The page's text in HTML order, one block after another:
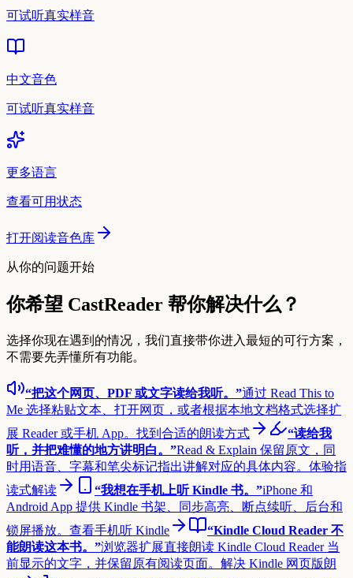
可试听真实样音
中文音色
可试听真实样音
更多语言
查看可用状态
打开阅读音色库
从你的问题开始
你希望 CastReader 帮你解决什么？
选择你现在遇到的情况，我们直接带你进入最短的可行方案，
不需要先弄懂所有功能。
“把这个网页、PDF 或文字读给我听。”通过 Read This to
Me 选择粘贴文本、打开网页，或者根据本地文档格式选择扩
展 Reader 或手机 App。 找到合适的朗读方式
“读给我
听，并把难懂的地方讲明白。”Read & Explain 保留原文，同
时用语音、字幕和笔尖标记指出讲解对应的具体内容。 体验指
读式解读
“我想在手机上听 Kindle 书。”iPhone 和
Android App 提供 Kindle 书架、同步高亮、断点续听、后台和
锁屏播放。 查看手机听 Kindle
“Kindle Cloud Reader 不
能朗读这本书。”浏览器扩展直接朗读 Kindle Cloud Reader 当
前显示的文字，并保留原有阅读页面。 解决 Kindle 网页版朗